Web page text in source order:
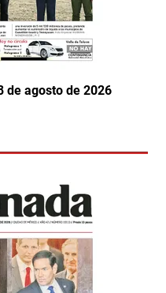
de agosto de 2026